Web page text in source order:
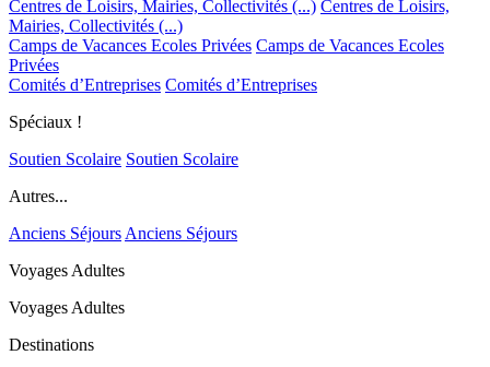
Centres de Loisirs, Mairies, Collectivités (...) Centres de Loisirs,
Mairies, Collectivités (...)
Camps de Vacances Ecoles Privées Camps de Vacances Ecoles
Privées
Comités d’Entreprises Comités d’Entreprises
Spéciaux !
Soutien Scolaire Soutien Scolaire
Autres...
Anciens Séjours Anciens Séjours
Voyages Adultes
Voyages Adultes
Destinations